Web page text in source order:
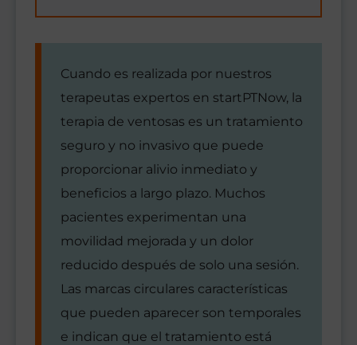
Cuando es realizada por nuestros
terapeutas expertos en startPTNow, la
terapia de ventosas es un tratamiento
seguro y no invasivo que puede
proporcionar alivio inmediato y
beneficios a largo plazo. Muchos
pacientes experimentan una
movilidad mejorada y un dolor
reducido después de solo una sesión.
Las marcas circulares características
que pueden aparecer son temporales
e indican que el tratamiento está